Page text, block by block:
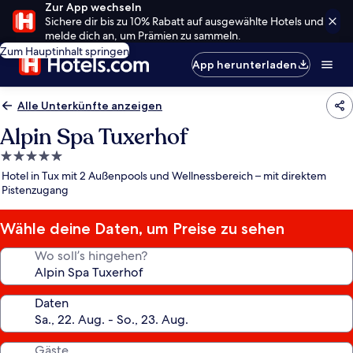
Zur App wechseln
Sichere dir bis zu 10% Rabatt auf ausgewählte Hotels und
melde dich an, um Prämien zu sammeln.
Zum Hauptinhalt springen
App herunterladen
Alle Unterkünfte anzeigen
Alpin Spa Tuxerhof
5.0-
Sterne-
Unterkunft
Hotel in Tux mit 2 Außenpools und Wellnessbereich – mit direktem
Pistenzugang
Wähle deine Daten, um Preise zu sehen
Wo soll’s hingehen?
Daten